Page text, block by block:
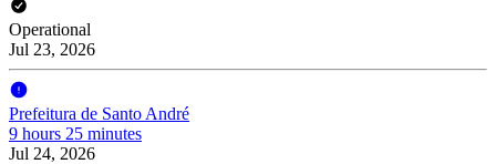
Operational
Jul 23, 2026
Prefeitura de Santo André
9 hours 25 minutes
Jul 24, 2026